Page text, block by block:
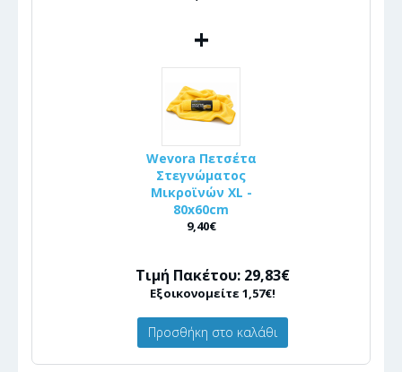
+
Wevora Πετσέτα
Στεγνώματος
Μικροϊνών XL -
80x60cm
9,40€
Τιμή Πακέτου: 29,83€
Εξοικονομείτε 1,57€!
Προσθήκη στο καλάθι